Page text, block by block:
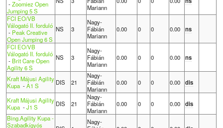
-Zoomiez Open
Jumping 5 S
Mariann
FCI EO/VB
Válogató II. forduló
- Peak Creative
Open Jumping 6 S
NS 3
Nagy-
Fábián
Mariann
0.00 0 0 0.00 ns
FCI EO/VB
Válogató II. forduló
-Brit Care Open
Agility 6 S
NS 3
Nagy-
Fábián
Mariann
0.00 0 0 0.00 ns
Kraft Májusi Agility
Kupa-A1 S DIS 21
Nagy-
Fábián
Mariann
0.00 0 0 0.00 dis
Kraft Májusi Agility
Kupa-J1 S DIS 21
Nagy-
Fábián
Mariann
0.00 0 0 0.00
dis
Bing.Agility Kupa -
Szabadkígyós
Nagy-